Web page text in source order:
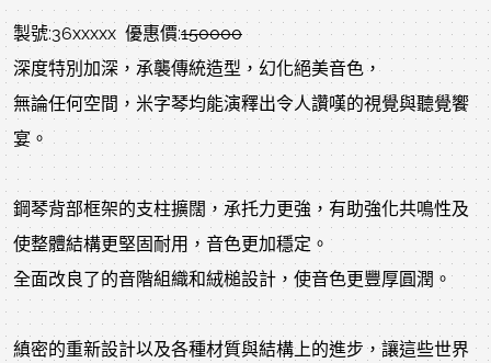
製號:36xxxxx 優惠價:150000
深度特別加深，承襲傳統造型，幻化絕美音色，
無論任何空間，米字琴均能演釋出令人讚嘆的視覺與聽覺饗
宴。
鋼琴背部框架的支柱擴闊，承托力更強，有助強化共鳴性及
使整體結構更堅固耐用，音色更加穩定。
全面改良了的音階組織和絨槌設計，使音色更豐厚圓潤。
縝密的重新設計以及各種材質與結構上的進步，讓這些世界